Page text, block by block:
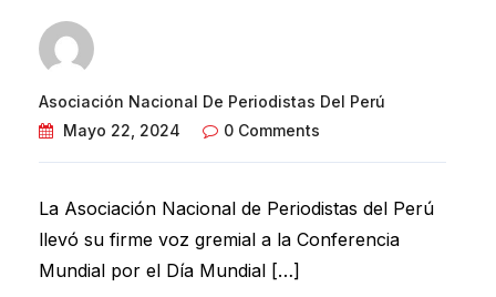
Asociación Nacional De Periodistas Del Perú
Mayo 22, 2024
0 Comments
La Asociación Nacional de Periodistas del Perú
llevó su firme voz gremial a la Conferencia
Mundial por el Día Mundial […]